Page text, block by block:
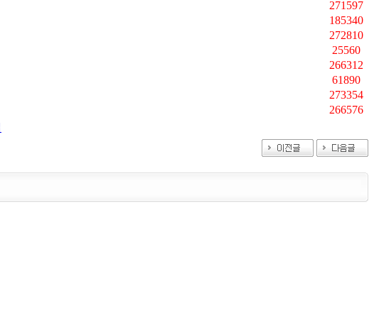
271597
185340
272810
25560
266312
61890
273354
266576